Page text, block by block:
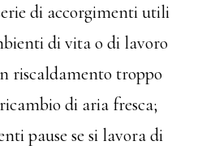
di accorgimenti utili
di vita o di lavoro
riscaldamento troppo
di aria fresca;
pause se si lavora di